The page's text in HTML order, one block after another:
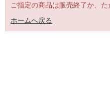
ご指定の商品は販売終了か、
ホームへ戻る